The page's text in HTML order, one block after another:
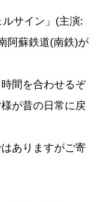
サイン」(主演:
阿蘇鉄道(南鉄)が
間を合わせるぞ
が昔の日常に戻
ありますがご寄